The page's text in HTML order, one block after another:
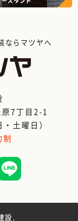
ならマツヤへ
7丁目2-1
土曜日）
制
設.